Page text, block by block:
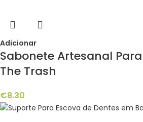
Adicionar
Sabonete Artesanal
The Trash
€8.30